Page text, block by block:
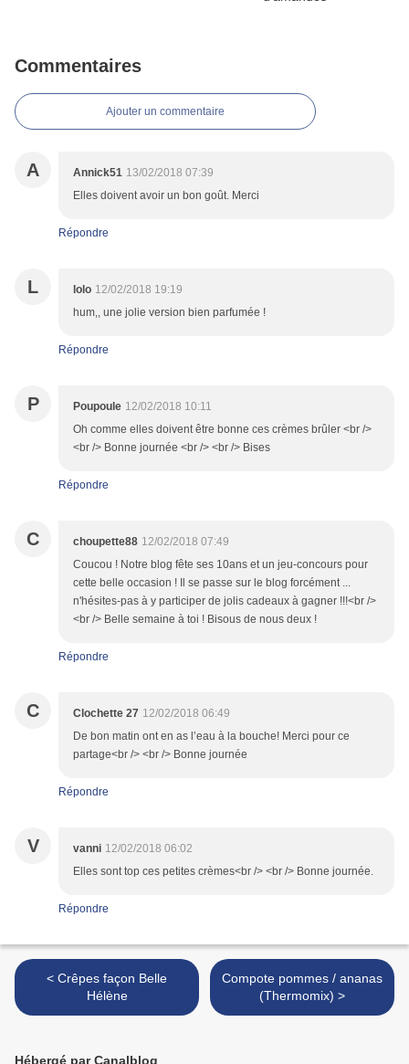
Commentaires
Ajouter un commentaire
A Annick51 13/02/2018 07:39
Elles doivent avoir un bon goût. Merci
Répondre
L lolo 12/02/2018 19:19
hum,, une jolie version bien parfumée !
Répondre
P Poupoule 12/02/2018 10:11
Oh comme elles doivent être bonne ces crèmes brûler <br />
<br /> Bonne journée <br /> <br /> Bises
Répondre
C choupette88 12/02/2018 07:49
Coucou ! Notre blog fête ses 10ans et un jeu-concours pour
cette belle occasion ! Il se passe sur le blog forcément ...
n'hésites-pas à y participer de jolis cadeaux à gagner !!!<br />
<br /> Belle semaine à toi ! Bisous de nous deux !
Répondre
C Clochette 27 12/02/2018 06:49
De bon matin ont en as l’eau à la bouche! Merci pour ce
partage<br /> <br /> Bonne journée
Répondre
V vanni 12/02/2018 06:02
Elles sont top ces petites crèmes<br /> <br /> Bonne journée.
Répondre
< Crêpes façon Belle
Hélène
Compote pommes / ananas
(Thermomix) >
Hébergé par Canalblog